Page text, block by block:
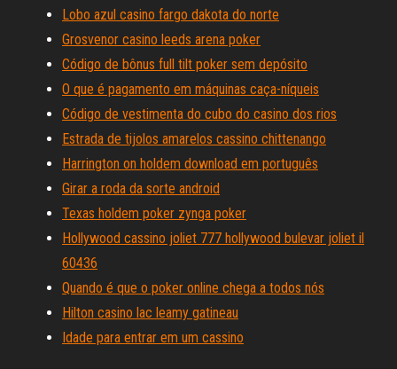
Lobo azul casino fargo dakota do norte
Grosvenor casino leeds arena poker
Código de bônus full tilt poker sem depósito
O que é pagamento em máquinas caça-níqueis
Código de vestimenta do cubo do casino dos rios
Estrada de tijolos amarelos cassino chittenango
Harrington on holdem download em português
Girar a roda da sorte android
Texas holdem poker zynga poker
Hollywood cassino joliet 777 hollywood bulevar joliet il
60436
Quando é que o poker online chega a todos nós
Hilton casino lac leamy gatineau
Idade para entrar em um cassino